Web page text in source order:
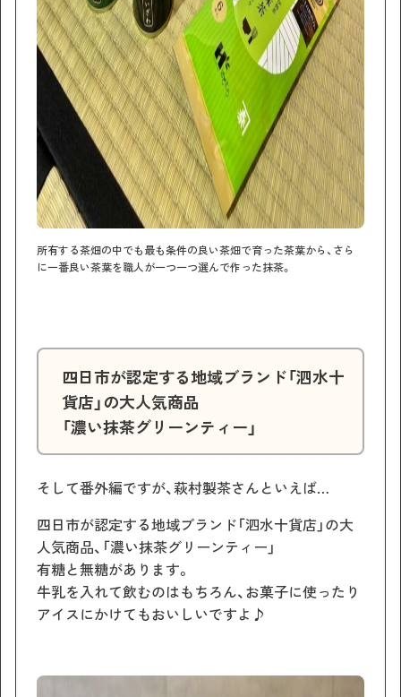
所有する茶畑の中でも最も条件の良い茶畑で育った茶葉から、さら
に一番良い茶葉を職人が一つ一つ選んで作った抹茶。
四日市が認定する地域ブランド「泗水十
貨店」の大人気商品
「濃い抹茶グリーンティー」
そして番外編ですが、萩村製茶さんといえば…
四日市が認定する地域ブランド「泗水十貨店」の大
人気商品、「濃い抹茶グリーンティー」
有糖と無糖があります。
牛乳を入れて飲むのはもちろん、お菓子に使ったり
アイスにかけてもおいしいですよ♪